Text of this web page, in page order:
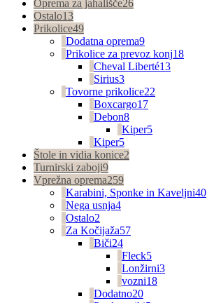
Oprema za jahališče26
Ostalo13
Prikolice49
Dodatna oprema9
Prikolice za prevoz konj18
Cheval Liberté13
Sirius3
Tovorne prikolice22
Boxcargo17
Debon8
Kiper5
Kiper5
Štole in vidia konice2
Turnirski zaboji9
Vprežna oprema259
Karabini, Sponke in Kaveljni40
Nega usnja4
Ostalo2
Za Kočijaža57
Biči24
Fleck5
Lonžirni3
vozni18
Dodatno20